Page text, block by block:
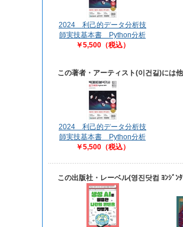
2024 利己的データ分析技
師実技基本書 Python分析
￥5,500（税込）
この著者・アーティスト(이건길)には
2024 利己的データ分析技
師実技基本書 Python分析
￥5,500（税込）
この出版社・レーベル(영진닷컴 ﾖﾝｼﾞ